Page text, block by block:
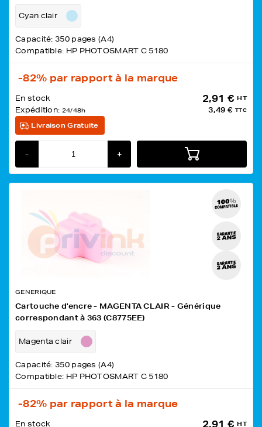
Cyan clair
Capacité: 350 pages (A4)
Compatible: HP PHOTOSMART C 5180
-82% par rapport à la marque
En stock
Expédition: 24/48h
2,91 € HT
3,49 € TTC
Livraison Gratuite
- +
GENERIQUE
Cartouche d'encre - MAGENTA CLAIR - Générique
correspondant à 363 (C8775EE)
Magenta clair
Capacité: 350 pages (A4)
Compatible: HP PHOTOSMART C 5180
-82% par rapport à la marque
En stock
2,91 € HT